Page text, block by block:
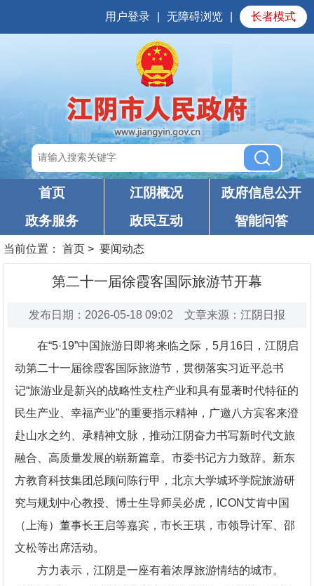
用户登录 无障碍浏览 长者模式
首页 江阴概况
政府信息公开
政务服务
政民互动 智能问答
当前位置： 首页 > 要闻动态
第二十一届徐霞客国际旅游节开幕
发布日期：2026-05-18 09:02 文章来源：江阴日报
在“5·19”中国旅游日即将来临之际，5月16日，江阴启
动第二十一届徐霞客国际旅游节，贯彻落实习近平总书
记“旅游业是新兴的战略性支柱产业和具有显著时代特征的
民生产业、幸福产业”的重要指示精神，广邀八方宾客来澄
赴山水之约、承精神文脉，推动江阴奋力书写新时代文旅
融合、高质量发展的崭新篇章。市委书记方力致辞。新东
方教育科技集团总顾问陈行甲，北京大学城环学院旅游研
究与规划中心教授、博士生导师吴必虎，ICON艾肯中国
（上海）董事长王启等嘉宾，市长王琪，市领导计军、邵
文松等出席活动。
方力表示，江阴是一座有着浓厚旅游情结的城市。